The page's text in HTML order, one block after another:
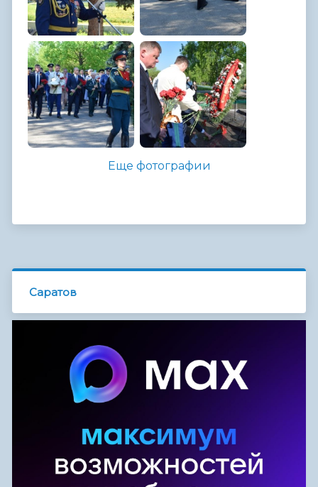
Еще фотографии
Саратов